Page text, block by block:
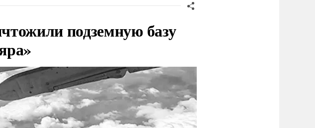
подземную базу